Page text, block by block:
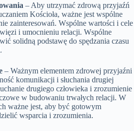
– Aby utrzymać zdrową przyjaźń
Kościoła, ważne jest wspólne
zainteresowań. Wspólne wartości i cele
i umocnieniu relacji. Wspólne
solidną podstawę do spędzania czasu
– Ważnym elementem zdrowej przyjaźni
komunikacji i słuchania drugiej
drugiego człowieka i zrozumienie
w budowaniu trwałych relacji. W
ważne jest, aby być gotowym
wsparcia i zrozumienia.